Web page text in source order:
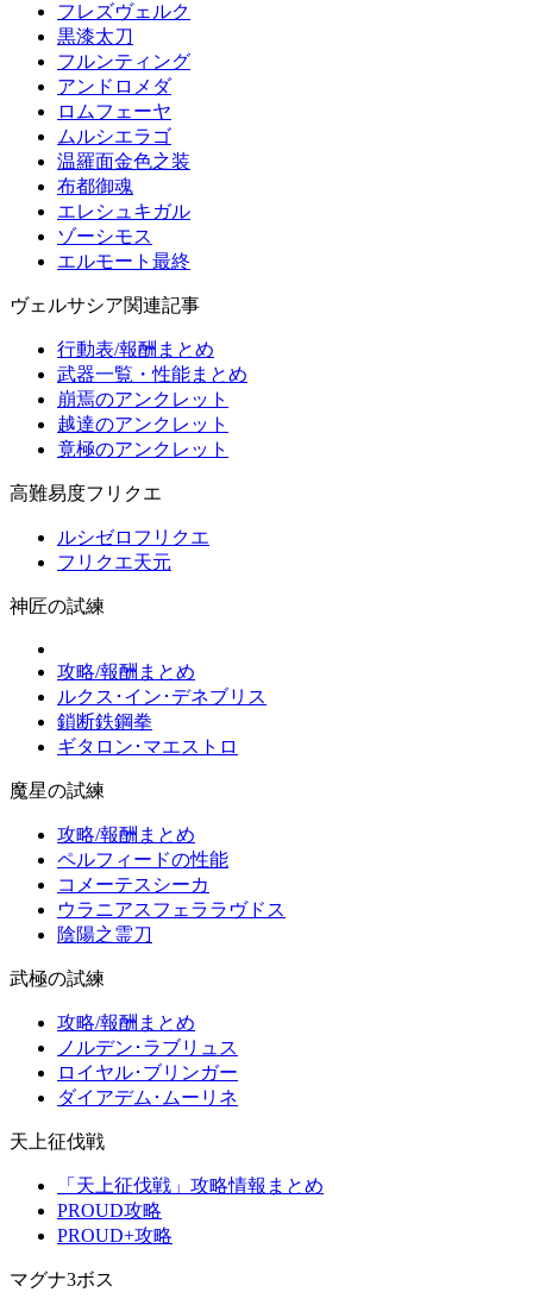
フレズヴェルク
黒漆太刀
フルンティング
アンドロメダ
ロムフェーヤ
ムルシエラゴ
温羅面金色之装
布都御魂
エレシュキガル
ゾーシモス
エルモート最終
ヴェルサシア関連記事
行動表/報酬まとめ
武器一覧・性能まとめ
崩焉のアンクレット
越達のアンクレット
竟極のアンクレット
高難易度フリクエ
ルシゼロフリクエ
フリクエ天元
神匠の試練
攻略/報酬まとめ
ルクス･イン･デネブリス
鎖断鉄鋼拳
ギタロン･マエストロ
魔星の試練
攻略/報酬まとめ
ペルフィードの性能
コメーテスシーカ
ウラニアスフェララヴドス
陰陽之霊刀
武極の試練
攻略/報酬まとめ
ノルデン･ラブリュス
ロイヤル･ブリンガー
ダイアデム･ムーリネ
天上征伐戦
「天上征伐戦」攻略情報まとめ
PROUD攻略
PROUD+攻略
マグナ3ボス